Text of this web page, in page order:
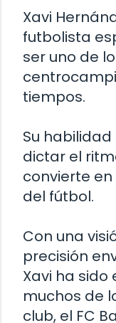
Xavi
futbolista
ser uno de
tiempos.
Su
dictar el
convierte
del fútbol.
Con una
precisión
Xavi ha
muchos de
club, el FC